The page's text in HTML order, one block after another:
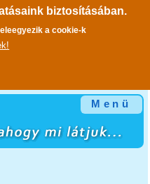
biztosításában.
a cookie-k
Menü